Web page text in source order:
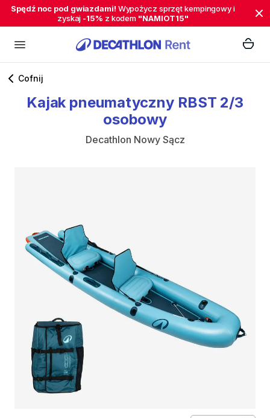
Spędź noc pod gwiazdami! Wypożycz sprzęt kempingowy i
zyskaj -15% z kodem "NAMIOT15"
Cofnij
Kajak pneumatyczny RBST 2​/​3
osobowy
Decathlon Nowy Sącz